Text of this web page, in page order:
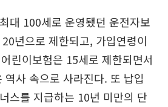
대 100세로 운영됐던 운전자보
년으로 제한되고, 가입연령이
린이보험은 15세로 제한되면서
역사 속으로 사라진다. 또 납입
스를 지급하는 10년 미만의 단